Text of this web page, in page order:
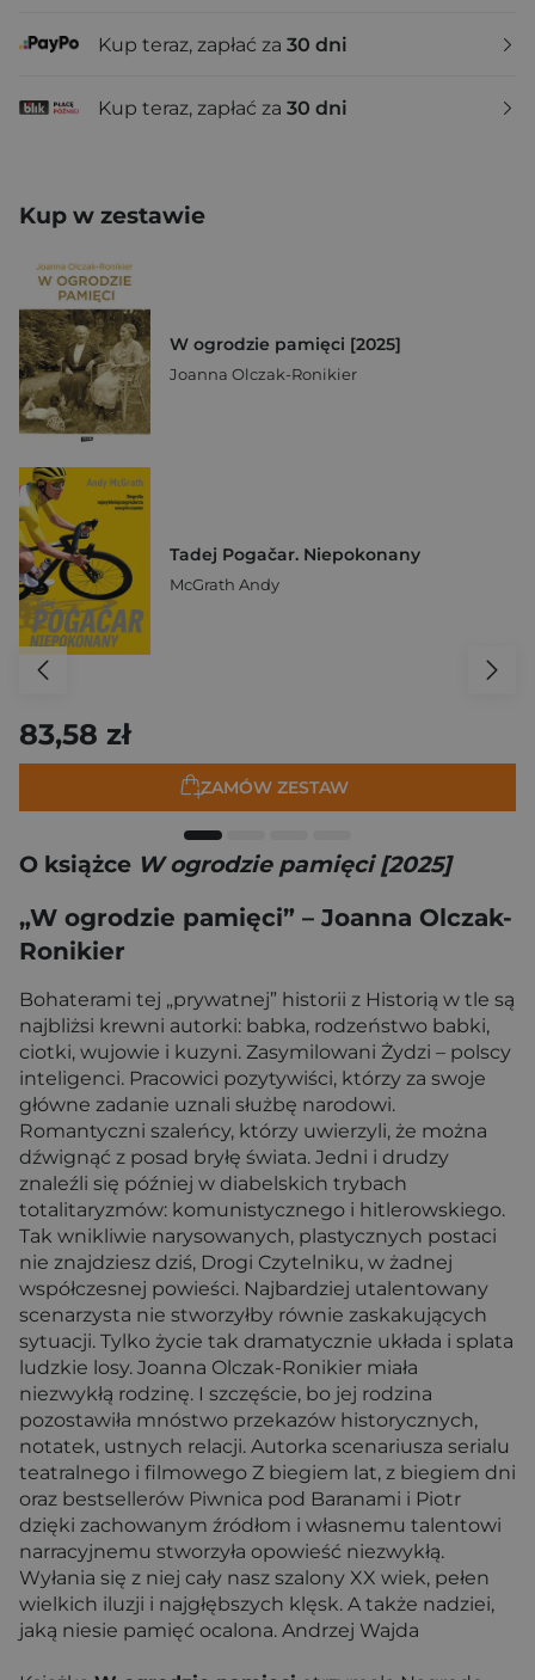
Kup teraz, zapłać za 30 dni
Kup teraz, zapłać za 30 dni
Kup w zestawie
W ogrodzie pamięci [2025]
Joanna Olczak-Ronikier
Tadej Pogačar. Niepokonany
McGrath Andy
83,58 zł
ZAMÓW ZESTAW
O książce W ogrodzie pamięci [2025]
„W ogrodzie pamięci” – Joanna Olczak-
Ronikier
Bohaterami tej „prywatnej” historii z Historią w tle są
najbliżsi krewni autorki: babka, rodzeństwo babki,
ciotki, wujowie i kuzyni. Zasymilowani Żydzi – polscy
inteligenci. Pracowici pozytywiści, którzy za swoje
główne zadanie uznali służbę narodowi.
Romantyczni szaleńcy, którzy uwierzyli, że można
dźwignąć z posad bryłę świata. Jedni i drudzy
znaleźli się później w diabelskich trybach
totalitaryzmów: komunistycznego i hitlerowskiego.
Tak wnikliwie narysowanych, plastycznych postaci
nie znajdziesz dziś, Drogi Czytelniku, w żadnej
współczesnej powieści. Najbardziej utalentowany
scenarzysta nie stworzyłby równie zaskakujących
sytuacji. Tylko życie tak dramatycznie układa i splata
ludzkie losy. Joanna Olczak-Ronikier miała
niezwykłą rodzinę. I szczęście, bo jej rodzina
pozostawiła mnóstwo przekazów historycznych,
notatek, ustnych relacji. Autorka scenariusza serialu
teatralnego i filmowego Z biegiem lat, z biegiem dni
oraz bestsellerów Piwnica pod Baranami i Piotr
dzięki zachowanym źródłom i własnemu talentowi
narracyjnemu stworzyła opowieść niezwykłą.
Wyłania się z niej cały nasz szalony XX wiek, pełen
wielkich iluzji i najgłębszych klęsk. A także nadziei,
jaką niesie pamięć ocalona. Andrzej Wajda